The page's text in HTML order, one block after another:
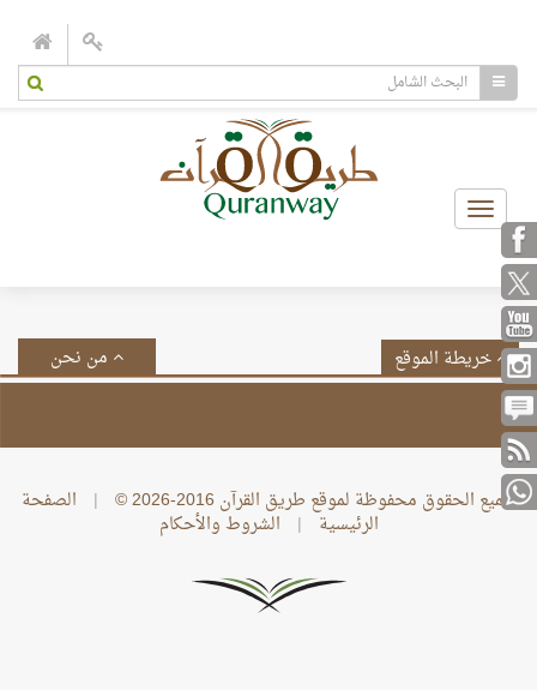
Toggle
navigation
من نحن خريطة الموقع
جميع الحقوق محفوظة لموقع طريق القرآن 2016-2026 © | الصفحة
الرئيسية | الشروط والأحكام